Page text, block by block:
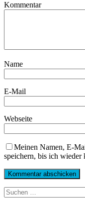
Kommentar
Name
E-Mail
Webseite
Meinen Namen, E-
speichern, bis ich wieder
Suchen
nach: